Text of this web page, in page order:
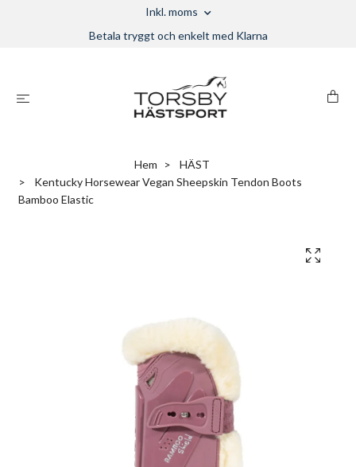
Inkl. moms
Betala tryggt och enkelt med Klarna
Hem
HÄST
Kentucky Horsewear Vegan Sheepskin Tendon Boots
Bamboo Elastic